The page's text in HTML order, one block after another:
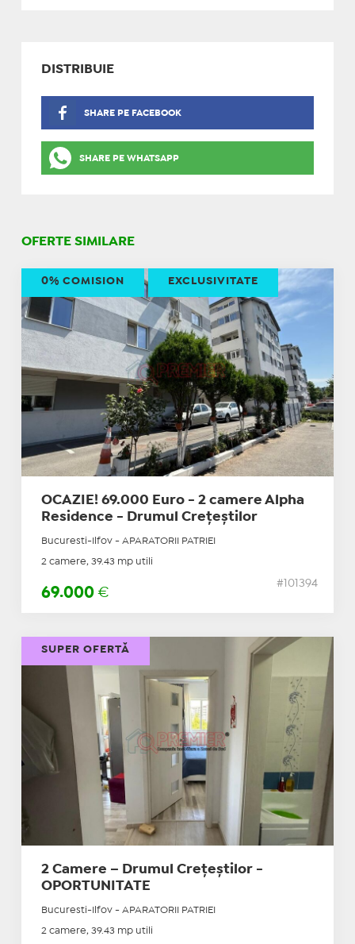
DISTRIBUIE
SHARE PE FACEBOOK
SHARE PE WHATSAPP
OFERTE SIMILARE
OCAZIE! 69.000 Euro - 2 camere Alpha
Residence - Drumul Crețeștilor
Bucuresti-Ilfov - APARATORII PATRIEI
2 camere, 39.43 mp utili
69.000 €
#101394
0% COMISION EXCLUSIVITATE
2 Camere – Drumul Crețeștilor -
OPORTUNITATE
Bucuresti-Ilfov - APARATORII PATRIEI
2 camere, 39.43 mp utili
SUPER OFERTĂ